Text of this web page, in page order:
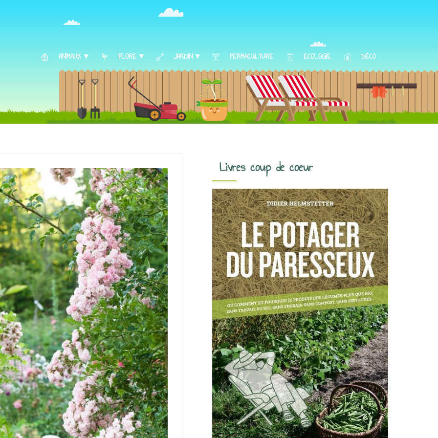
ANIMAUX ▾ FLORE ▾ JARDIN ▾ PERMACULTURE ECOLOGIE DÉCO
Livres coup de coeur